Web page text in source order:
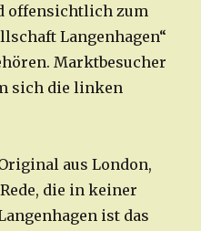
offensichtlich zum
Langenhagen“
Marktbesucher
sich die linken
aus London,
die in keiner
ist das